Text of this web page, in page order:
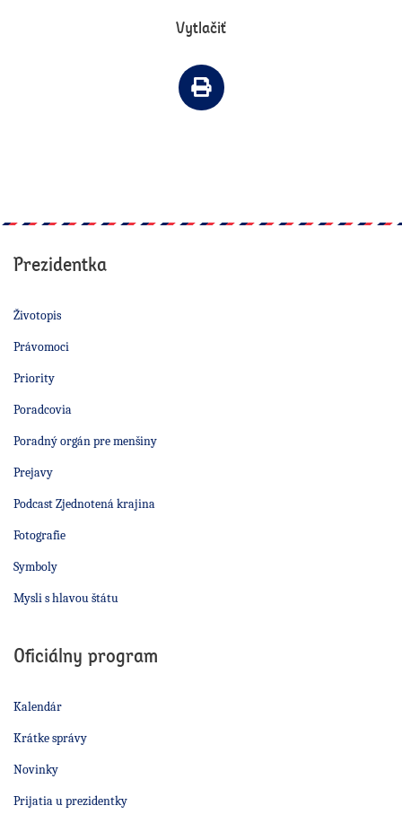
Vytlačiť
Vytlačiť článok
Prezidentka
Životopis
Právomoci
Priority
Poradcovia
Poradný orgán pre menšiny
Prejavy
Podcast Zjednotená krajina
Fotografie
Symboly
Mysli s hlavou štátu
Oficiálny program
Kalendár
Krátke správy
Novinky
Prijatia u prezidentky